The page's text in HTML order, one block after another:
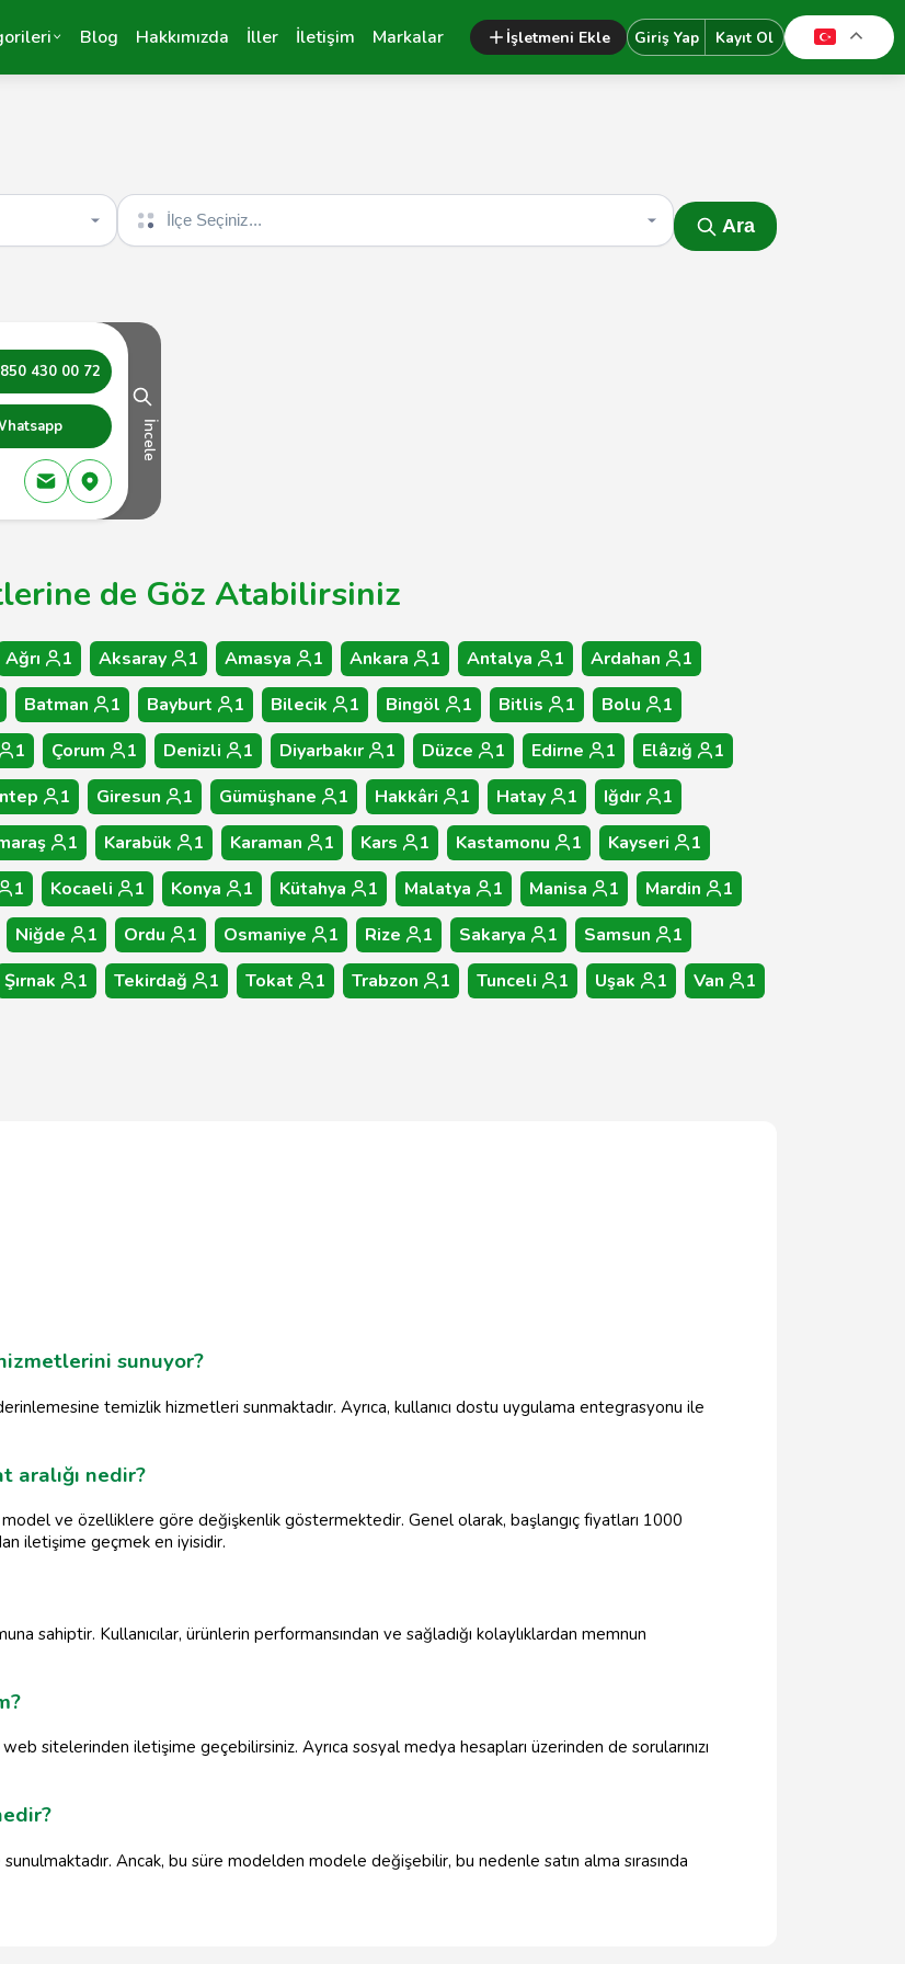
Blog Hakkımızda İller İletişim Markalar İşletmeni Ekle Giriş Yap Kayıt Ol
İlçe seçin
Ara
430 00 72
İncele
de Göz Atabilirsiniz
Ağrı 1 Aksaray 1 Amasya 1 Ankara 1 Antalya 1 Ardahan
1
Batman 1 Bayburt 1 Bilecik 1 Bingöl 1 Bitlis 1 Bolu
1
1 Çorum 1 Denizli 1 Diyarbakır 1 Düzce 1 Edirne 1 Elâzığ
1
1 Giresun 1 Gümüşhane 1 Hakkâri 1 Hatay 1 Iğdır
1
1 Karabük 1 Karaman 1 Kars 1 Kastamonu 1 Kayseri
1
1 Kocaeli 1 Konya 1 Kütahya 1 Malatya 1 Manisa 1 Mardin
1
Niğde 1 Ordu 1 Osmaniye 1 Rize 1 Sakarya 1 Samsun
1
Şırnak 1 Tekirdağ 1 Tokat 1 Trabzon 1 Tunceli 1 Uşak 1 Van
1
sunuyor?
temizlik hizmetleri sunmaktadır. Ayrıca, kullanıcı dostu uygulama entegrasyonu ile
aralığı nedir?
ve özelliklere göre değişkenlik göstermektedir. Genel olarak, başlangıç fiyatları 1000
iletişime geçmek en iyisidir.
sahiptir. Kullanıcılar, ürünlerin performansından ve sağladığı kolaylıklardan memnun
sitelerinden iletişime geçebilirsiniz. Ayrıca sosyal medya hesapları üzerinden de sorularınızı
Ancak, bu süre modelden modele değişebilir, bu nedenle satın alma sırasında